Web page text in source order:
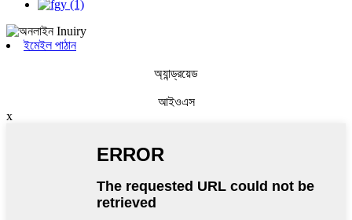
ইমেইল পাঠান
অ্যান্ড্রয়েড
আইওএস
x